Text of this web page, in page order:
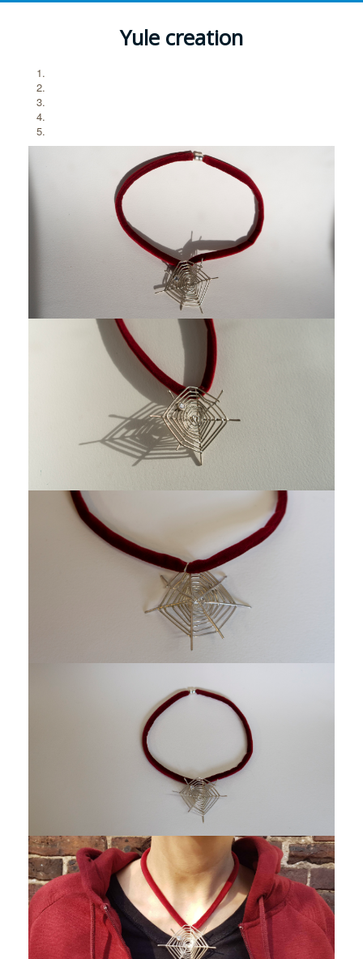
Yule creation